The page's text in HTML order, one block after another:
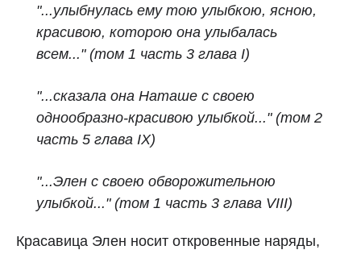
"...улыбнулась ему тою улыбкою, ясною,
красивою, которою она улыбалась
всем..." (том 1 часть 3 глава I)
"...сказала она Наташе с своею
однообразно-красивою улыбкой..." (том 2
часть 5 глава IX)
"...Элен с своею обворожительною
улыбкой..." (том 1 часть 3 глава VIII)
Красавица Элен носит откровенные наряды,